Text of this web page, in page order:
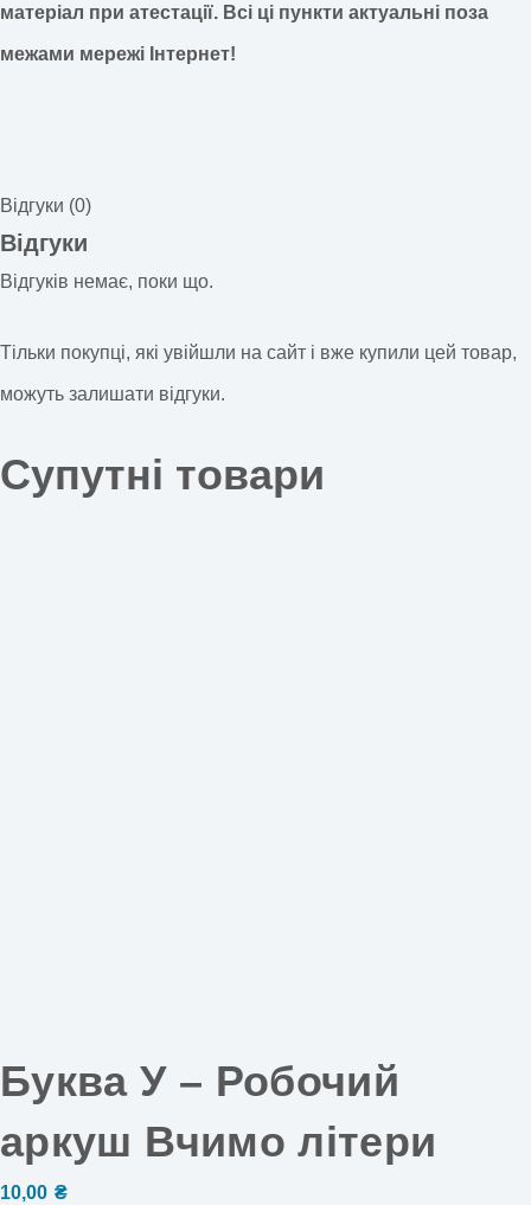
матеріал при атестації. Всі ці пункти актуальні поза
межами мережі Інтернет!
Відгуки (0)
Відгуки
Відгуків немає, поки що.
Тільки покупці, які увійшли на сайт і вже купили цей товар,
можуть залишати відгуки.
Супутні товари
Буква У – Робочий
аркуш Вчимо літери
10,00 ₴